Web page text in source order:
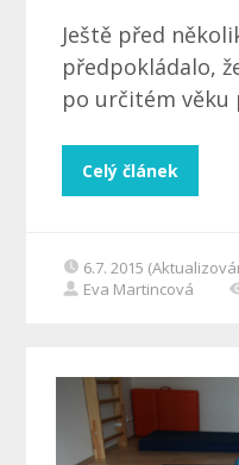
Ještě před
předpokládalo,
po určitém věku
Celý článek
6.7. 2015
Eva Martincová